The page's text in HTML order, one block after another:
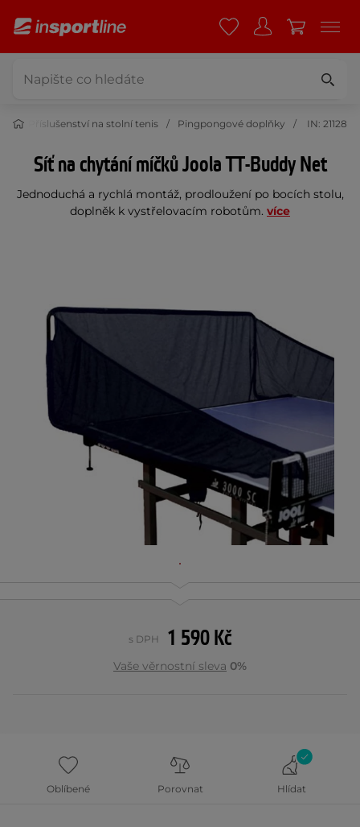
Příslušenství na stolní tenis Pingpongové doplňky IN: 21128
Síť na chytání míčků Joola TT-Buddy Net
Jednoduchá a rychlá montáž, prodloužení po bocích stolu,
doplněk k vystřelovacím robotům. více
1 590 Kč
s DPH
Vaše věrnostní sleva 0%
Oblíbené Porovnat Hlídat